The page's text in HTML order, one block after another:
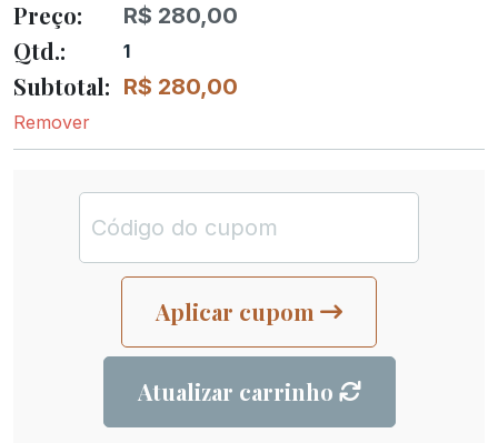
R$ 280,00
1
R$ 280,00
Remover
Aplicar cupom
Atualizar carrinho